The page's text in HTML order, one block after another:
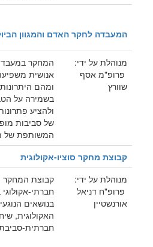
המעבדה לחקר האדם והמגוון
מנוהלת על ידי:
פרופ"מ אסף
שוורץ
המחקר
אנושית
ומהם
בשמירה על
ולהציע
של סביבות
המשותפת של
קבוצת מחקר סוציו-אקולוגית
מנוהלת על ידי:
פרופ"ח דניאל
אורנשטיין
קבוצת
חברתי-
בנושאים
האקולוגית,
חברתית-